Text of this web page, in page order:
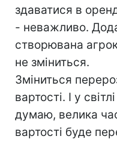
здаватися в
- неважливо.
створювана
не зміниться.
Зміниться
вартості. І у
думаю, велика
вартості буде